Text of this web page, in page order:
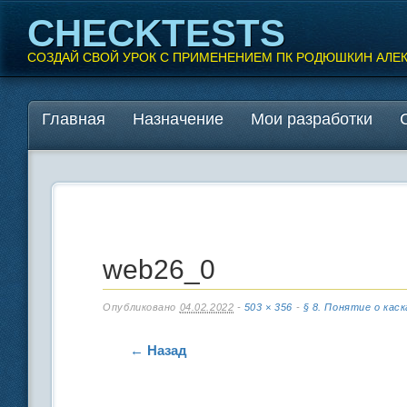
CHECKTESTS
СОЗДАЙ СВОЙ УРОК С ПРИМЕНЕНИЕМ ПК РОДЮШКИН
Главное меню
Перейти
содержанию
Главная Назначение Мои разработки
web26_0
Опубликовано 04.02.2022 - 503 × 356 - § 8. Понятие о
← Назад